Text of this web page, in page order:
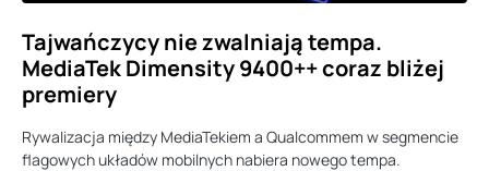
Tajwańczycy nie zwalniają tempa.
MediaTek Dimensity 9400++ coraz bliżej
premiery
Rywalizacja między MediaTekiem a Qualcommem w segmencie
flagowych układów mobilnych nabiera nowego tempa.